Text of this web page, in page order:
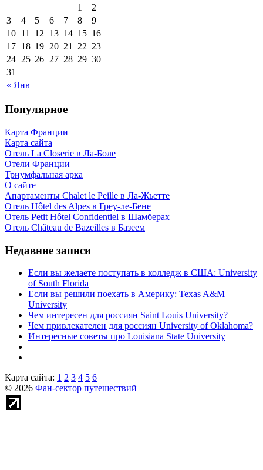
« Янв
1
2
3
4 5 6 7 8
9
10 11 12 13 14 15 16
17 18 19 20 21 22 23
24 25 26 27 28 29 30
31
Популярное
Карта Франции
Карта сайта
Отель La Closerie в Ла-Боле
Отели Франции
Триумфальная арка
О сайте
Апартаменты Chalet le Peille в Ла-Жьетте
Отель Hôtel des Alpes в Греу-ле-Бене
Отель Petit Hôtel Confidentiel в Шамберах
Отель Château de Bazeilles в Базеем
Недавние записи
Если вы желаете поступать в колледж в США: University
of South Florida
Если вы решили поехать в Америку: Texas A&M
University
Чем интересен для россиян Saint Louis University?
Чем привлекателен для россиян University of Oklahoma?
Интересные советы про Louisiana State University
Карта сайта: 1 2 3 4 5 6
© 2026 Фан-сектор путешествий